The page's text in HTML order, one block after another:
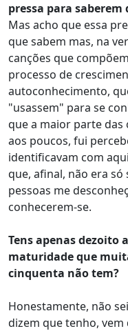
pressa para saberem
Mas acho que essa
que sabem mas, na
canções que
processo de
autoconhecimento,
"usassem" para se
que a maior parte das
aos poucos, fui
identificavam com
que, afinal, não era
pessoas me
conhecerem-se.
Tens apenas dezoito
maturidade que
cinquenta não tem?
Honestamente, não
dizem que tenho, vem